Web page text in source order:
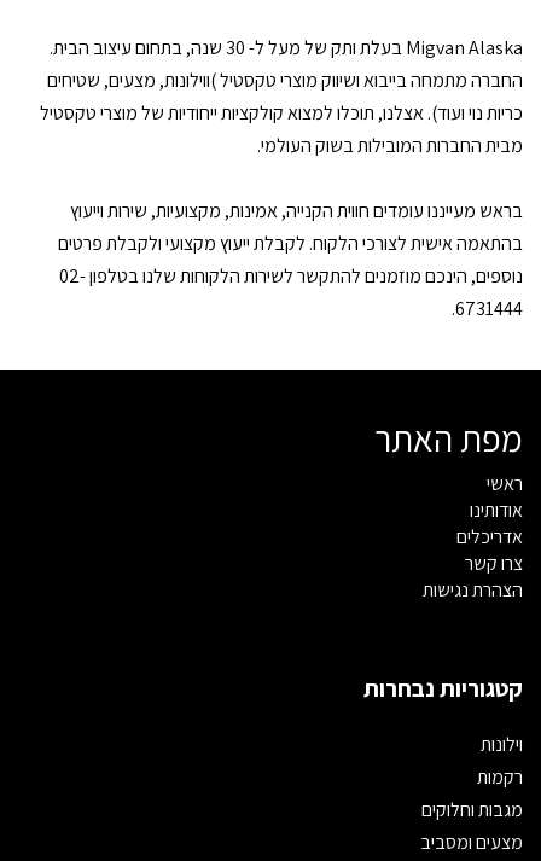
Migvan Alaska בעלת ותק של מעל ל- 30 שנה, בתחום עיצוב הבית.
החברה מתמחה בייבוא ושיווק מוצרי טקסטיל )ווילונות, מצעים, שטיחים
כריות נוי ועוד). אצלנו, תוכלו למצוא קולקציות ייחודיות של מוצרי טקסטיל
מבית החברות המובילות בשוק העולמי.
בראש מעייננו עומדים חווית הקנייה, אמינות, מקצועיות, שירות וייעוץ
בהתאמה אישית לצורכי הלקוח. לקבלת ייעוץ מקצועי ולקבלת פרטים
נוספים, הינכם מוזמנים להתקשר לשירות הלקוחות שלנו בטלפון 02-
6731444.
מפת האתר
ראשי
אודותינו
אדריכלים
צרו קשר
הצהרת נגישות
קטגוריות נבחרות
וילונות
רקמות
מגבות וחלוקים
מצעים ומסביב